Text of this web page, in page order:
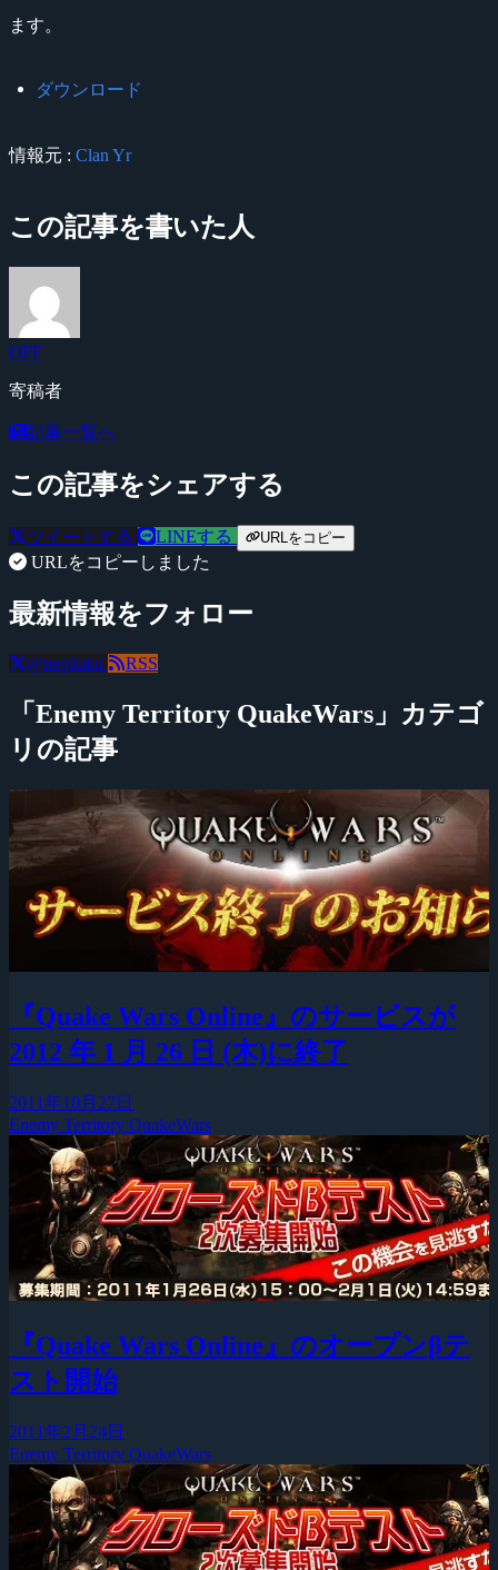
ます。
ダウンロード
情報元 : Clan Yr
この記事を書いた人
OFF
寄稿者
記事一覧へ
この記事をシェアする
ツイートする LINEする URLをコピー
URLをコピーしました
最新情報をフォロー
@negitaku RSS
「Enemy Territory QuakeWars」カテゴ
リの記事
『Quake Wars Online』のサービスが
2012 年 1 月 26 日 (木)に終了
2011年10月27日
Enemy Territory QuakeWars
『Quake Wars Online』のオープンβテ
スト開始
2011年2月24日
Enemy Territory QuakeWars